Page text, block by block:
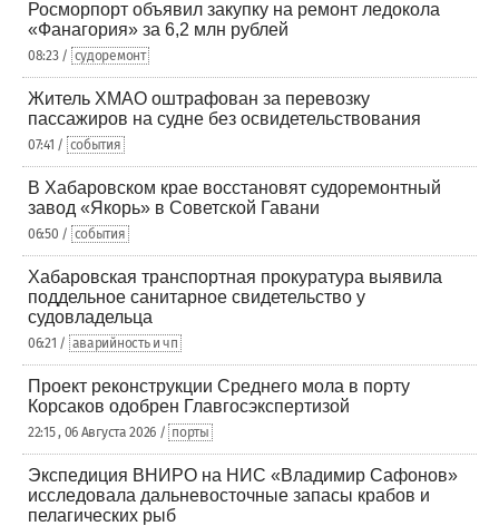
Росморпорт объявил закупку на ремонт ледокола
«Фанагория» за 6,2 млн рублей
08:23 / судоремонт
Житель ХМАО оштрафован за перевозку
пассажиров на судне без освидетельствования
07:41 / события
В Хабаровском крае восстановят судоремонтный
завод «Якорь» в Советской Гавани
06:50 / события
Хабаровская транспортная прокуратура выявила
поддельное санитарное свидетельство у
судовладельца
06:21 / аварийность и чп
Проект реконструкции Среднего мола в порту
Корсаков одобрен Главгосэкспертизой
22:15 , 06 Августа 2026 / порты
Экспедиция ВНИРО на НИС «Владимир Сафонов»
исследовала дальневосточные запасы крабов и
пелагических рыб